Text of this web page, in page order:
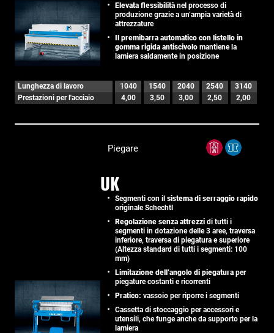
Elevata flessibilità nel processo di
produzione grazie a un’ampia varietà di
attrezzature
Il premibarra automatico con listello in
gomma rigida antiscivolo mantiene la
lamiera saldamente in posizione
Lunghezza di lavoro 1040 1540 2040 2540
3140
Prestazioni per l'acciaio
4,00 3,50 3,00 2,50 2,00
Piegare
UK
Segmenti con il sistema di serraggio rapido
originale Schechtl
Regolazione senza attrezzi di tutti i
segmenti in dotazione delle 3 aree, traversa
inferiore, traversa di piegatura e superiore
(Altezza standard di tutti i segmenti: 100
mm)
Limitazione dell’angolo di piegatura per
piegature costanti e ricorrenti
Pratico: vassoio per riporre i segmenti
Cassetta di stoccaggio per accessori e
utensili, che funge anche da supporto per la
lamiera